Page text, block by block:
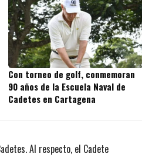
Con torneo de golf, conmemoran
90 años de la Escuela Naval de
Cadetes en Cartagena
Al respecto, el Cadete